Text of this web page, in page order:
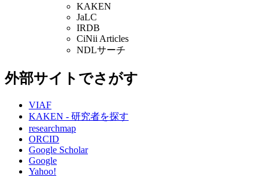
KAKEN
JaLC
IRDB
CiNii Articles
NDLサーチ
外部サイトでさがす
VIAF
KAKEN - 研究者を探す
researchmap
ORCID
Google Scholar
Google
Yahoo!